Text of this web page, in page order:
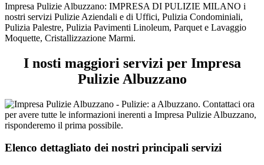
Impresa Pulizie Albuzzano: IMPRESA DI PULIZIE MILANO i
nostri servizi Pulizie Aziendali e di Uffici, Pulizia Condominiali,
Pulizia Palestre, Pulizia Pavimenti Linoleum, Parquet e Lavaggio
Moquette, Cristallizzazione Marmi.
I nosti maggiori servizi per Impresa
Pulizie Albuzzano
Elenco dettagliato dei nostri principali servizi